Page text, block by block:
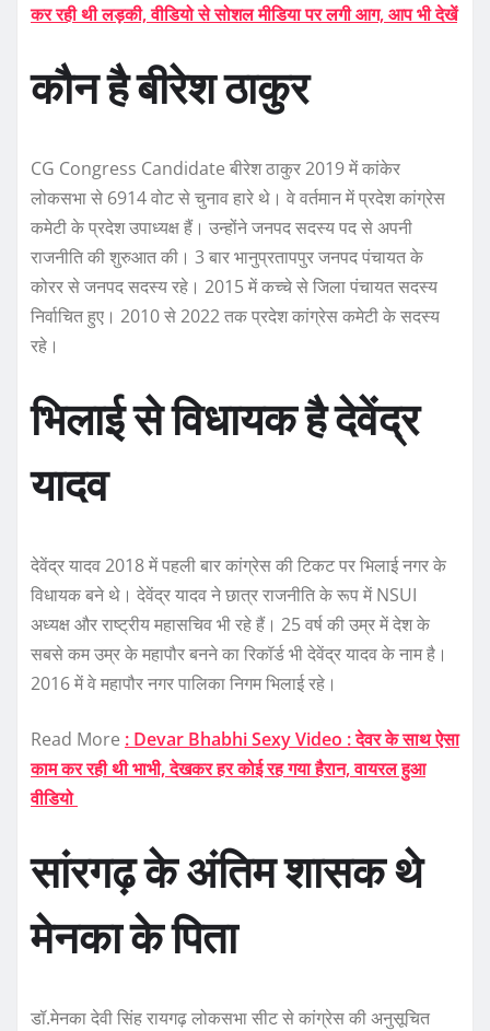
कर रही थी लड़की, वीडियो से सोशल मीडिया पर लगी आग, आप भी देखें
कौन है बीरेश ठाकुर
CG Congress Candidate बीरेश ठाकुर 2019 में कांकेर
लोकसभा से 6914 वोट से चुनाव हारे थे। वे वर्तमान में प्रदेश कांग्रेस
कमेटी के प्रदेश उपाध्यक्ष हैं। उन्होंने जनपद सदस्य पद से अपनी
राजनीति की शुरुआत की। 3 बार भानुप्रतापपुर जनपद पंचायत के
कोरर से जनपद सदस्य रहे। 2015 में कच्चे से जिला पंचायत सदस्य
निर्वाचित हुए। 2010 से 2022 तक प्रदेश कांग्रेस कमेटी के सदस्य
रहे।
भिलाई से विधायक है देवेंद्र
यादव
देवेंद्र यादव 2018 में पहली बार कांग्रेस की टिकट पर भिलाई नगर के
विधायक बने थे। देवेंद्र यादव ने छात्र राजनीति के रूप में NSUI
अध्यक्ष और राष्ट्रीय महासचिव भी रहे हैं। 25 वर्ष की उम्र में देश के
सबसे कम उम्र के महापौर बनने का रिकॉर्ड भी देवेंद्र यादव के नाम है।
2016 में वे महापौर नगर पालिका निगम भिलाई रहे।
Read More : Devar Bhabhi Sexy Video : देवर के साथ ऐसा
काम कर रही थी भाभी, देखकर हर कोई रह गया हैरान, वायरल हुआ
वीडियो
सांरगढ़ के अंतिम शासक थे
मेनका के पिता
डॉ.मेनका देवी सिंह रायगढ़ लोकसभा सीट से कांग्रेस की अनुसूचित